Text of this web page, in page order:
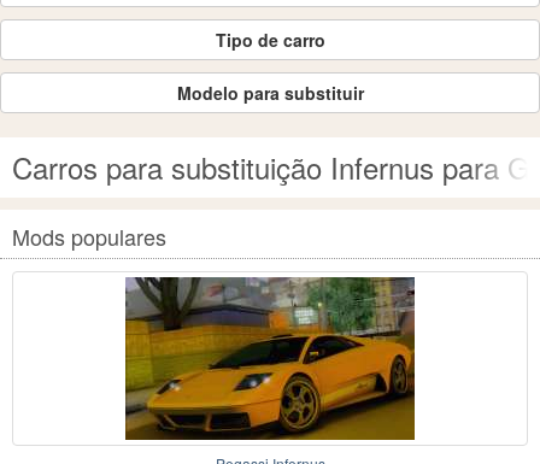
Tipo de carro
Modelo para substituir
Carros para substituição Infernus para
Mods populares